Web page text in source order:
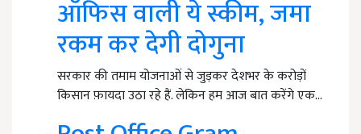
ऑफिस वाली ये स्कीम, जमा
रकम कर देगी दोगुना
सरकार की तमाम योजनाओं से जुड़कर देशभर के करोड़ों
किसान फ़ायदा उठा रहे हैं. लेकिन हम आज बात करेंगे एक…